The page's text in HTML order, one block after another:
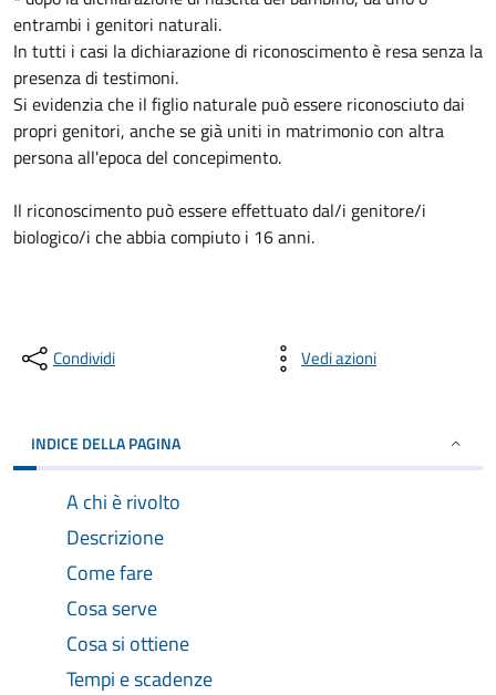
entrambi i genitori naturali.
In tutti i casi la dichiarazione di riconoscimento è resa senza la
presenza di testimoni.
Si evidenzia che il figlio naturale può essere riconosciuto dai
propri genitori, anche se già uniti in matrimonio con altra
persona all'epoca del concepimento.
Il riconoscimento può essere effettuato dal/i genitore/i
biologico/i che abbia compiuto i 16 anni.
Condividi Vedi azioni
INDICE DELLA PAGINA
A chi è rivolto
Descrizione
Come fare
Cosa serve
Cosa si ottiene
Tempi e scadenze